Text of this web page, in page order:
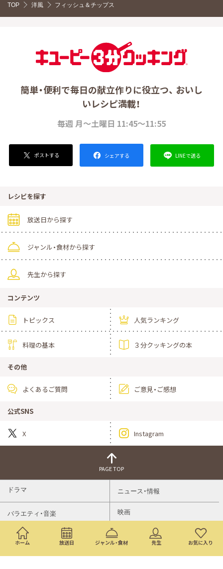
ホーム 放送日 ジャンル・食材 先生 お気に入り
TOP 洋風 フィッシュ＆チップス
簡単・便利で毎日の献立作りに役立つ、 おいし
いレシピ満載！
毎週 月～土曜日 11:45～11:55
ポストする シェアする LINEで送る
レシピを探す
放送日から探す
ジャンル・食材から探す
先生から探す
コンテンツ
トピックス 人気ランキング
料理の基本 ３分クッキングの本
その他
よくあるご質問 ご意見・ご感想
公式SNS
X Instagram
PAGE TOP
ドラマ ニュース・情報
バラエティ・音楽 映画
スポーツ アニメ
ミニ番組 イベント